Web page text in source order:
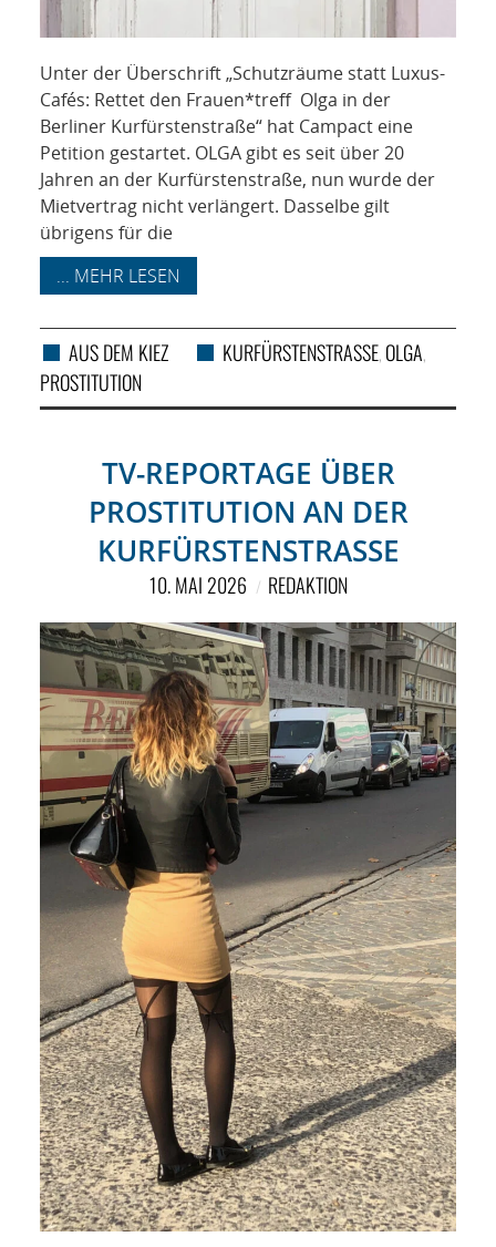
Unter der Überschrift „Schutzräume statt Luxus-
Cafés: Rettet den Frauen*treff Olga in der
Berliner Kurfürstenstraße“ hat Campact eine
Petition gestartet. OLGA gibt es seit über 20
Jahren an der Kurfürstenstraße, nun wurde der
Mietvertrag nicht verlängert. Dasselbe gilt
übrigens für die
... MEHR LESEN
AUS DEM KIEZ KURFÜRSTENSTRASSE , OLGA,
PROSTITUTION
TV-REPORTAGE ÜBER
PROSTITUTION AN DER
KURFÜRSTENSTRASSE
10. MAI 2026 REDAKTION